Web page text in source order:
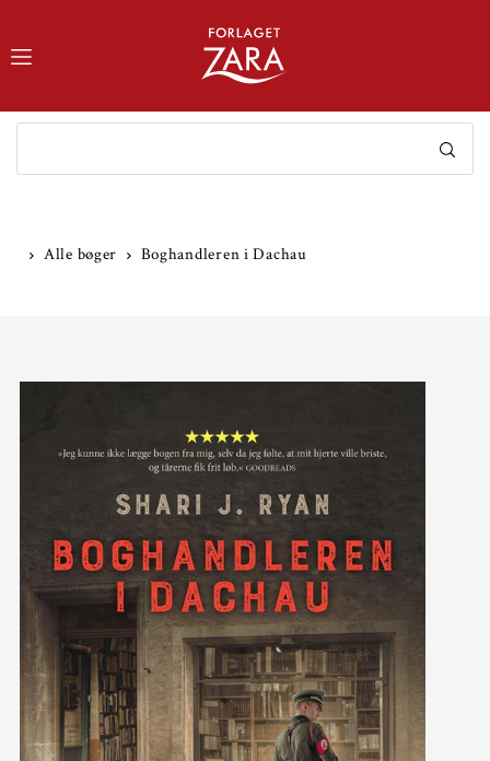
TRANSLATION MISSING: DA.ACCESSIBILITY.SKIP_TO_TEXT
Alle bøger Boghandleren i Dachau